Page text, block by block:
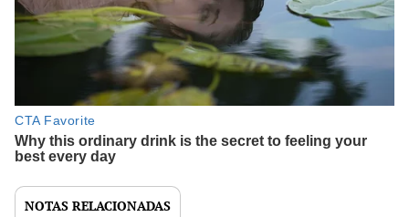
NOTAS RELACIONADAS